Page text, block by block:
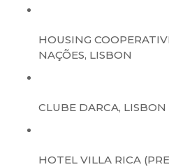
HOUSING
NAÇÕES, LISBON
CLUBE DARCA, LISBON
HOTEL VILLA RICA